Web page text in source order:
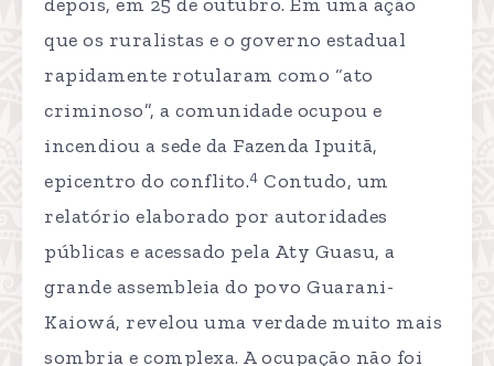
que os ruralistas e o governo estadual
rapidamente rotularam como “ato
criminoso”, a comunidade ocupou e
incendiou a sede da Fazenda Ipuitã,
epicentro do conflito.4 Contudo, um
relatório elaborado por autoridades
públicas e acessado pela Aty Guasu, a
grande assembleia do povo Guarani-
Kaiowá, revelou uma verdade muito mais
sombria e complexa. A ocupação não foi